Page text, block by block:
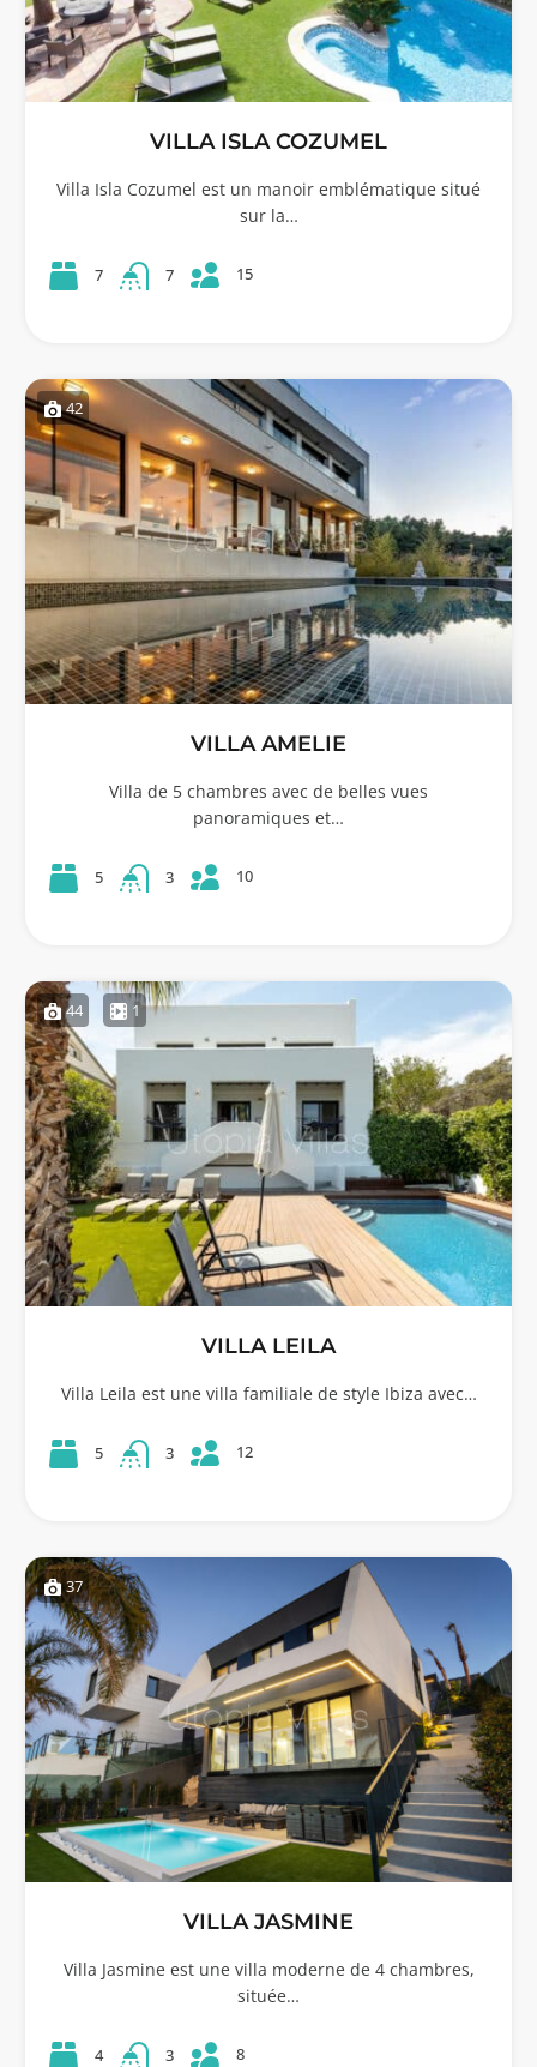
VILLA ISLA COZUMEL
Villa Isla Cozumel est un manoir emblématique situé
sur la…
7 7 15
42
VILLA AMELIE
Villa de 5 chambres avec de belles vues
panoramiques et…
5 3 10
44 1
VILLA LEILA
Villa Leila est une villa familiale de style Ibiza avec…
5 3 12
37
VILLA JASMINE
Villa Jasmine est une villa moderne de 4 chambres,
située…
4 3 8